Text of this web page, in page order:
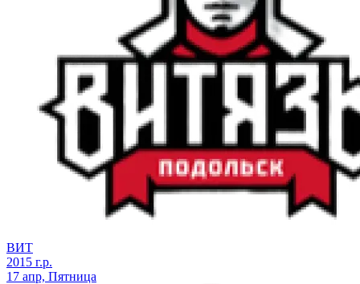
ВИТ
2015 г.р.
17 апр, Пятница